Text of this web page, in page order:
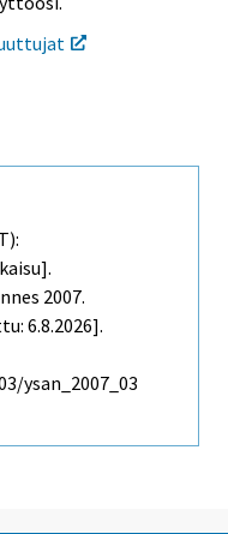
2007.
6.8.2026].
ysan_2007_03